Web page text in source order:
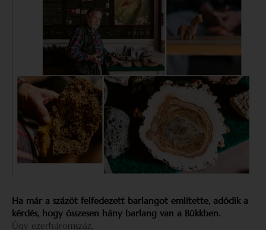
Ha már a százöt felfedezett barlangot említette, adódik a
kérdés, hogy összesen hány barlang van a Bükkben.
Úgy ezerháromszáz.